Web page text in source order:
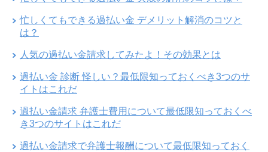
忙しくてもできる過払い金 デメリット解消のコツと
は？
人気の過払い金請求してみたよ！その効果とは
過払い金 診断 怪しい？最低限知っておくべき3つのサ
イトはこれだ
過払い金請求 弁護士費用について最低限知っておくべ
き3つのサイトはこれだ
過払い金請求で弁護士報酬について最低限知っておく